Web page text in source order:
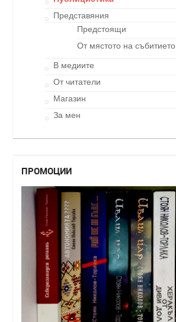
Представяния
Предстоящи
От мястото на събитието
В медиите
От читатели
Магазин
За мен
ПРОМОЦИИ